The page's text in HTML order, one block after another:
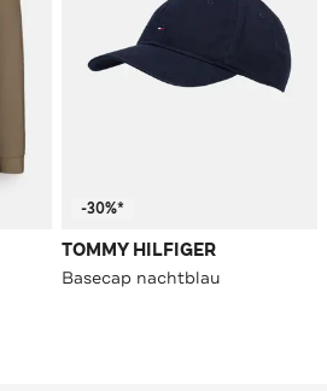
-30%*
TOMMY HILFIGER
Basecap nachtblau